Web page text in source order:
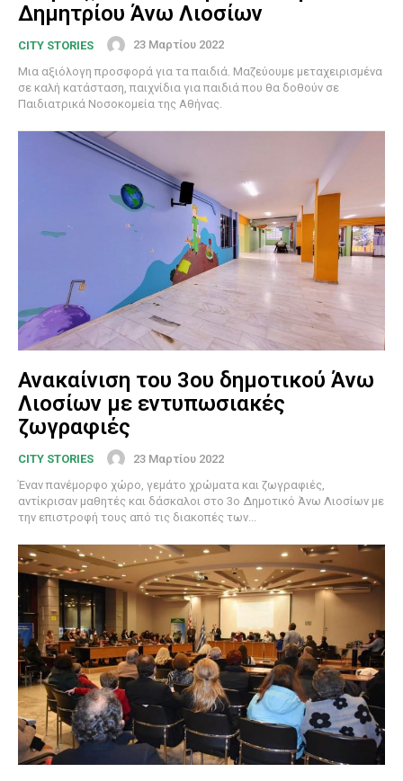
Δημητρίου Άνω Λιοσίων
CITY STORIES
23 Μαρτίου 2022
Μια αξιόλογη προσφορά για τα παιδιά. Μαζεύουμε μεταχειρισμένα
σε καλή κατάσταση, παιχνίδια για παιδιά που θα δοθούν σε
Παιδιατρικά Νοσοκομεία της Αθήνας.
Ανακαίνιση του 3ου δημοτικού Άνω
Λιοσίων με εντυπωσιακές
ζωγραφιές
CITY STORIES
23 Μαρτίου 2022
Έναν πανέμορφο χώρο, γεμάτο χρώματα και ζωγραφιές,
αντίκρισαν μαθητές και δάσκαλοι στο 3ο Δημοτικό Άνω Λιοσίων με
την επιστροφή τους από τις διακοπές των...